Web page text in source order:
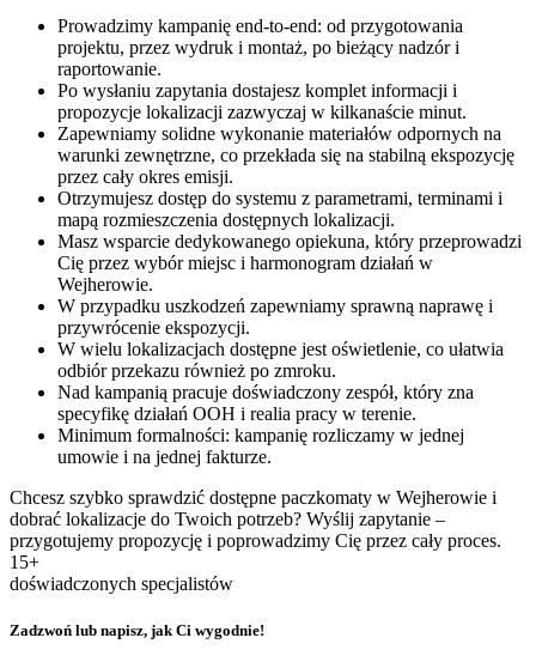
Prowadzimy kampanię end-to-end: od przygotowania
projektu, przez wydruk i montaż, po bieżący nadzór i
raportowanie.
Po wysłaniu zapytania dostajesz komplet informacji i
propozycje lokalizacji zazwyczaj w kilkanaście minut.
Zapewniamy solidne wykonanie materiałów odpornych na
warunki zewnętrzne, co przekłada się na stabilną ekspozycję
przez cały okres emisji.
Otrzymujesz dostęp do systemu z parametrami, terminami i
mapą rozmieszczenia dostępnych lokalizacji.
Masz wsparcie dedykowanego opiekuna, który przeprowadzi
Cię przez wybór miejsc i harmonogram działań w
Wejherowie.
W przypadku uszkodzeń zapewniamy sprawną naprawę i
przywrócenie ekspozycji.
W wielu lokalizacjach dostępne jest oświetlenie, co ułatwia
odbiór przekazu również po zmroku.
Nad kampanią pracuje doświadczony zespół, który zna
specyfikę działań OOH i realia pracy w terenie.
Minimum formalności: kampanię rozliczamy w jednej
umowie i na jednej fakturze.
Chcesz szybko sprawdzić dostępne paczkomaty w Wejherowie i
dobrać lokalizacje do Twoich potrzeb? Wyślij zapytanie –
przygotujemy propozycję i poprowadzimy Cię przez cały proces.
15+
doświadczonych specjalistów
Zadzwoń lub napisz, jak Ci wygodnie!